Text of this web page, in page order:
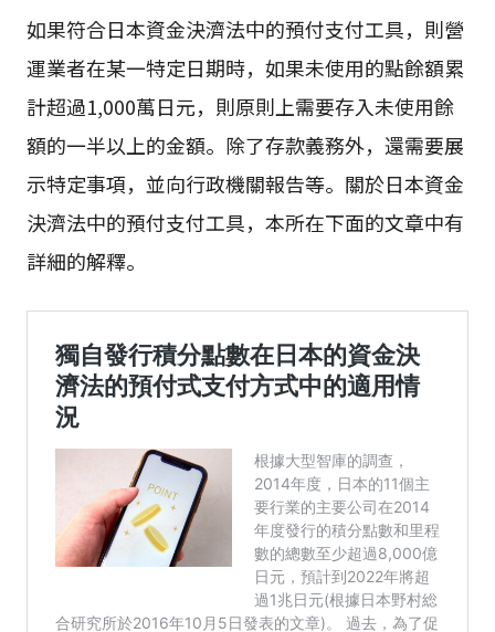
如果符合日本資金決濟法中的預付支付工具，則營
運業者在某一特定日期時，如果未使用的點餘額累
計超過1,000萬日元，則原則上需要存入未使用餘
額的一半以上的金額。除了存款義務外，還需要展
示特定事項，並向行政機關報告等。關於日本資金
決濟法中的預付支付工具，本所在下面的文章中有
詳細的解釋。